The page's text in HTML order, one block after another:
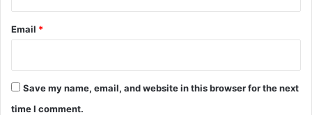
Email *
Save my name, email, and website in this browser for the next
time I comment.